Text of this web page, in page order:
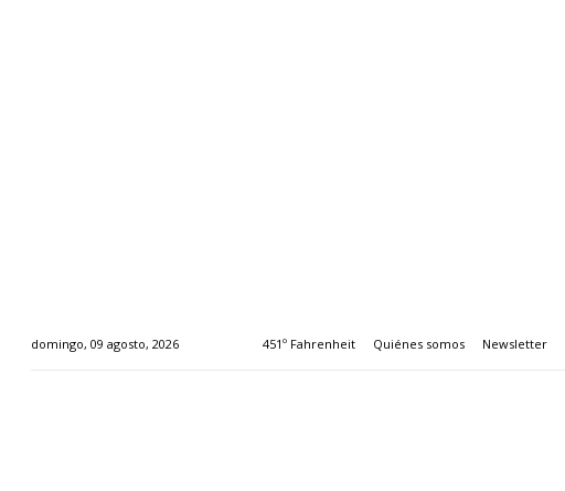
domingo, 09 agosto, 2026 451º Fahrenheit Quiénes somos Newsletter